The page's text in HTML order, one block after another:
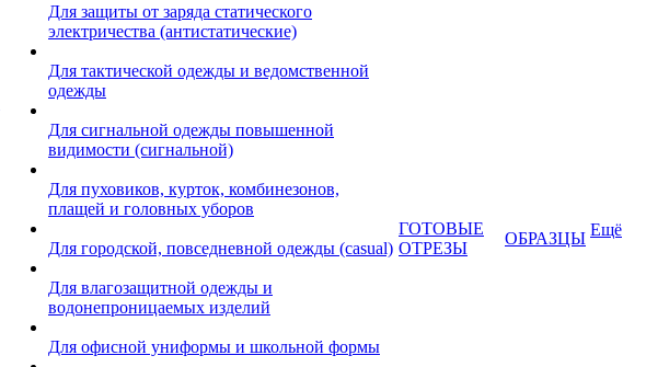
Для защиты от заряда статического
электричества (антистатические)
Для тактической одежды и ведомственной
одежды
Для сигнальной одежды повышенной
видимости (сигнальной)
Для пуховиков, курток, комбинезонов,
плащей и головных уборов
Для городской, повседневной одежды (casual)
Для влагозащитной одежды и
водонепроницаемых изделий
Для офисной униформы и школьной формы
ГОТОВЫЕ
ОТРЕЗЫ
ОБРАЗЦЫ Ещё